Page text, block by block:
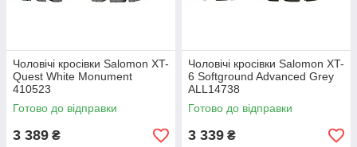
Чоловічі кросівки Salomon XT-
Quest White Monument
410523
Готово до відправки
3 389 ₴
Чоловічі кросівки Salomon XT-
6 Softground Advanced Grey
ALL14738
Готово до відправки
3 339 ₴